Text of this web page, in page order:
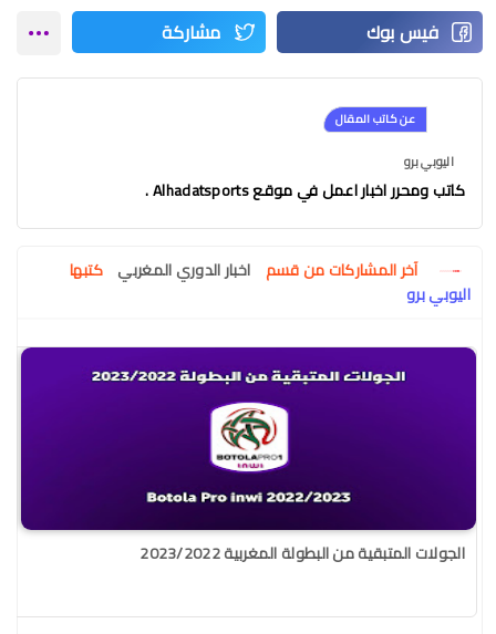
عن كاتب المقال
اليوبي برو
كاتب ومحرر اخبار اعمل في موقع Alhadatsports .
آخر المشاركات من قسم اخبار الدوري المغربي كتبها
اليوبي برو
الجولات المتبقية من البطولة المغربية 2023/2022